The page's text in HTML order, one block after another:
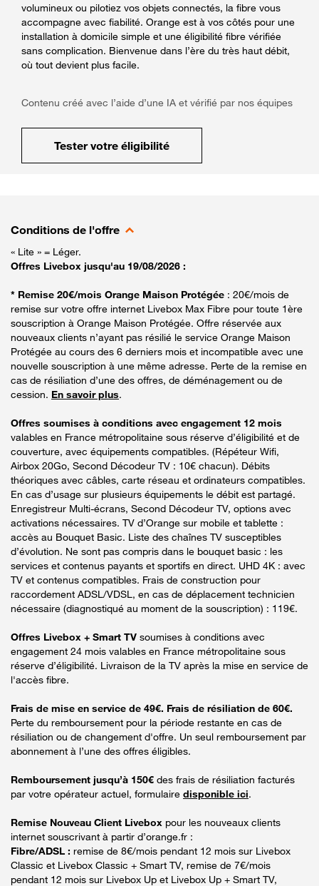
volumineux ou pilotiez vos objets connectés, la fibre vous
accompagne avec fiabilité. Orange est à vos côtés pour une
installation à domicile simple et une éligibilité fibre vérifiée
sans complication. Bienvenue dans l’ère du très haut débit,
où tout devient plus facile.
Contenu créé avec l’aide d’une IA et vérifié par nos équipes
Tester votre éligibilité
Conditions de l'offre
« Lite » = Léger.
Offres Livebox jusqu'au 19/08/2026 :
* Remise 20€/mois Orange Maison Protégée : 20€/mois de
remise sur votre offre internet Livebox Max Fibre pour toute 1ère
souscription à Orange Maison Protégée. Offre réservée aux
nouveaux clients n’ayant pas résilié le service Orange Maison
Protégée au cours des 6 derniers mois et incompatible avec une
nouvelle souscription à une même adresse. Perte de la remise en
cas de résiliation d’une des offres, de déménagement ou de
cession. En savoir plus.
Offres soumises à conditions avec engagement 12 mois
valables en France métropolitaine sous réserve d’éligibilité et de
couverture, avec équipements compatibles. (Répéteur Wifi,
Airbox 20Go, Second Décodeur TV : 10€ chacun). Débits
théoriques avec câbles, carte réseau et ordinateurs compatibles.
En cas d’usage sur plusieurs équipements le débit est partagé.
Enregistreur Multi-écrans, Second Décodeur TV, options avec
activations nécessaires. TV d’Orange sur mobile et tablette :
accès au Bouquet Basic. Liste des chaînes TV susceptibles
d’évolution. Ne sont pas compris dans le bouquet basic : les
services et contenus payants et sportifs en direct. UHD 4K : avec
TV et contenus compatibles. Frais de construction pour
raccordement ADSL/VDSL, en cas de déplacement technicien
nécessaire (diagnostiqué au moment de la souscription) : 119€.
Offres Livebox + Smart TV soumises à conditions avec
engagement 24 mois valables en France métropolitaine sous
réserve d’éligibilité. Livraison de la TV après la mise en service de
l'accès fibre.
Frais de mise en service de 49€. Frais de résiliation de 60€.
Perte du remboursement pour la période restante en cas de
résiliation ou de changement d'offre. Un seul remboursement par
abonnement à l’une des offres éligibles.
Remboursement jusqu’à 150€ des frais de résiliation facturés
par votre opérateur actuel, formulaire disponible ici.
Remise Nouveau Client Livebox pour les nouveaux clients
internet souscrivant à partir d’orange.fr :
Fibre/ADSL : remise de 8€/mois pendant 12 mois sur Livebox
Classic et Livebox Classic + Smart TV, remise de 7€/mois
pendant 12 mois sur Livebox Up et Livebox Up + Smart TV,